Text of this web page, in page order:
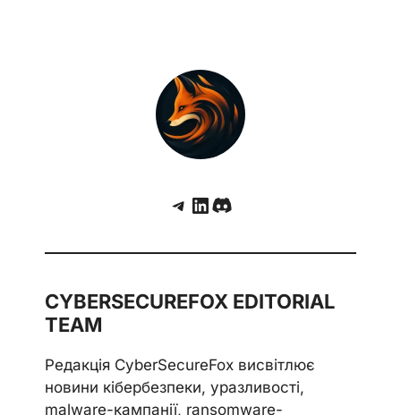
Telegram
LinkedIn
Discord
CYBERSECUREFOX EDITORIAL
TEAM
Редакція CyberSecureFox висвітлює
новини кібербезпеки, уразливості,
malware-кампанії, ransomware-